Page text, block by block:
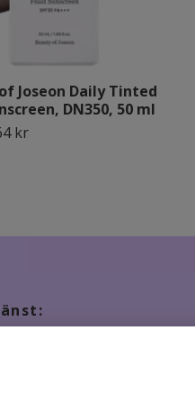
Joseon Daily Tinted
DN350, 50 ml
kr